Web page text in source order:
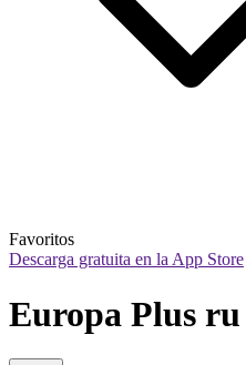
Favoritos
Descarga gratuita en la App Store
Europa Plus ru